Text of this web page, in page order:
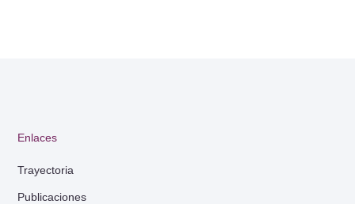
Enlaces
Trayectoria
Publicaciones